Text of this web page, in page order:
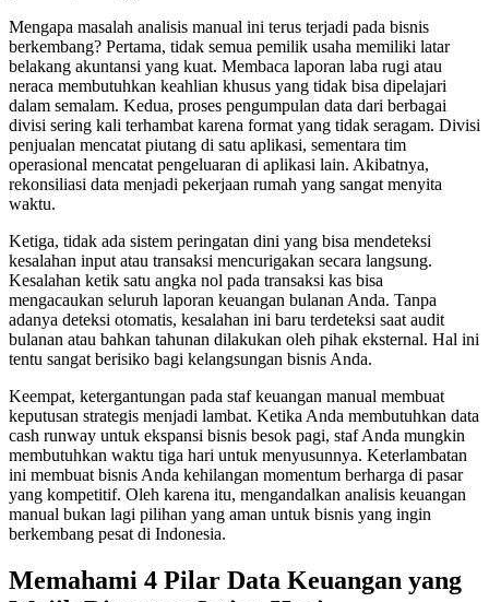
Mengapa masalah analisis manual ini terus terjadi pada bisnis
berkembang? Pertama, tidak semua pemilik usaha memiliki latar
belakang akuntansi yang kuat. Membaca laporan laba rugi atau
neraca membutuhkan keahlian khusus yang tidak bisa dipelajari
dalam semalam. Kedua, proses pengumpulan data dari berbagai
divisi sering kali terhambat karena format yang tidak seragam. Divisi
penjualan mencatat piutang di satu aplikasi, sementara tim
operasional mencatat pengeluaran di aplikasi lain. Akibatnya,
rekonsiliasi data menjadi pekerjaan rumah yang sangat menyita
waktu.
Ketiga, tidak ada sistem peringatan dini yang bisa mendeteksi
kesalahan input atau transaksi mencurigakan secara langsung.
Kesalahan ketik satu angka nol pada transaksi kas bisa
mengacaukan seluruh laporan keuangan bulanan Anda. Tanpa
adanya deteksi otomatis, kesalahan ini baru terdeteksi saat audit
bulanan atau bahkan tahunan dilakukan oleh pihak eksternal. Hal ini
tentu sangat berisiko bagi kelangsungan bisnis Anda.
Keempat, ketergantungan pada staf keuangan manual membuat
keputusan strategis menjadi lambat. Ketika Anda membutuhkan data
cash runway untuk ekspansi bisnis besok pagi, staf Anda mungkin
membutuhkan waktu tiga hari untuk menyusunnya. Keterlambatan
ini membuat bisnis Anda kehilangan momentum berharga di pasar
yang kompetitif. Oleh karena itu, mengandalkan analisis keuangan
manual bukan lagi pilihan yang aman untuk bisnis yang ingin
berkembang pesat di Indonesia.
Memahami 4 Pilar Data Keuangan yang